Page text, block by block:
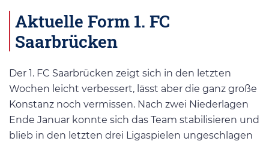
Aktuelle Form 1. FC
Saarbrücken
Der 1. FC Saarbrücken zeigt sich in den letzten
Wochen leicht verbessert, lässt aber die ganz große
Konstanz noch vermissen. Nach zwei Niederlagen
Ende Januar konnte sich das Team stabilisieren und
blieb in den letzten drei Ligaspielen ungeschlagen